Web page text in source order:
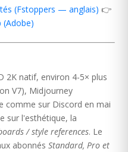
(Fstoppers — anglais) 👉
2K natif, environ 4-5× plus
V7), Midjourney
comme sur Discord en mai
sur l'esthétique, la
/ style references. Le
abonnésStandard, Pro et